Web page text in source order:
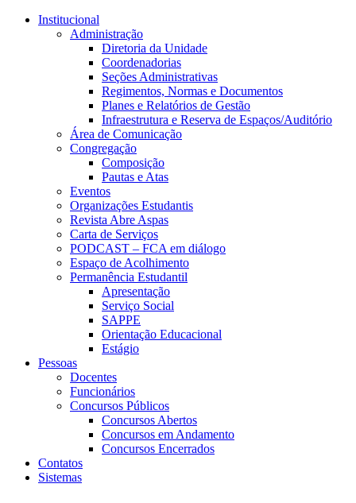
Conteúdo principal
Institucional
Administração
Diretoria da Unidade
Coordenadorias
Seções Administrativas
Regimentos, Normas e Documentos
Planes e Relatórios de Gestão
Infraestrutura e Reserva de Espaços/Auditório
Área de Comunicação
Congregação
Composição
Pautas e Atas
Eventos
Organizações Estudantis
Revista Abre Aspas
Carta de Serviços
PODCAST – FCA em diálogo
Espaço de Acolhimento
Permanência Estudantil
Apresentação
Serviço Social
SAPPE
Orientação Educacional
Estágio
Pessoas
Docentes
Funcionários
Concursos Públicos
Concursos Abertos
Concursos em Andamento
Concursos Encerrados
Contatos
Sistemas